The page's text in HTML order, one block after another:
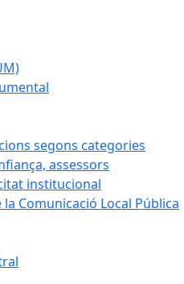
segons categories
assessors
institucional
Comunicació Local Pública